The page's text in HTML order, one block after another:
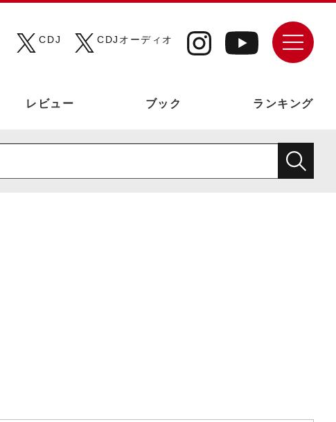
CDJ
CDJオーディオ
レビュー ブック ランキング